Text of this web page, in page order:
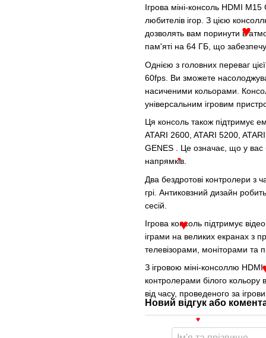
Ігрова міні-консоль HDMI
любителів ігор. З цією
дозволять вам поринути в
пам'яті на 64 ГБ, що
Однією з головних переваг
60fps. Ви зможете
насиченими кольорами.
універсальним ігровим
Ця консоль також підтримує
ATARI 2600, ATARI 5200,
GENES . Це означає, що у вас
напрямків.
Два бездротові контролери з
грі. Антиковзний дизайн
сесій.
Ігрова консоль підтримує
іграми на великих екранах з
телевізорами, моніторами та
З ігровою міні-консоллю
контролерами білого кольору
від часу, проведеного за
Новий відгук або
♥
♥
♥